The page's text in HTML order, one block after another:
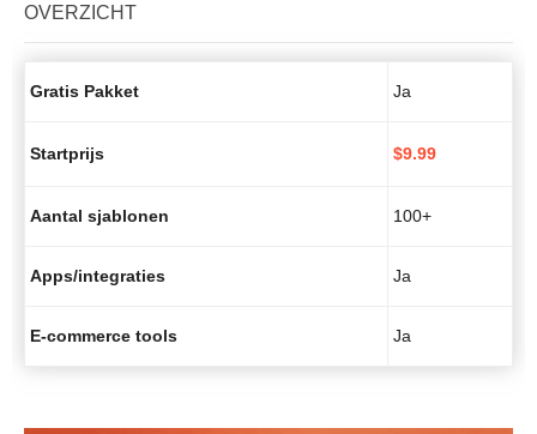
OVERZICHT
Gratis Pakket Ja
Startprijs $9.99
Aantal sjablonen 100+
Apps/integraties Ja
E-commerce tools Ja